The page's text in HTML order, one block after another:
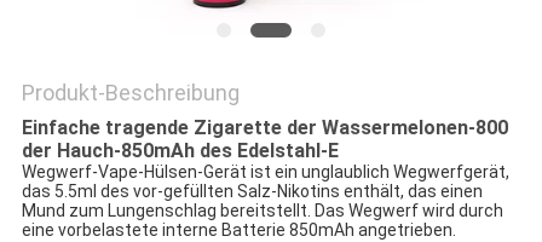
Produkt-Beschreibung
Einfache tragende Zigarette der Wassermelonen-800
der Hauch-850mAh des Edelstahl-E
Wegwerf-Vape-Hülsen-Gerät ist ein unglaublich Wegwerfgerät,
das 5.5ml des vor-gefüllten Salz-Nikotins enthält, das einen
Mund zum Lungenschlag bereitstellt. Das Wegwerf wird durch
eine vorbelastete interne Batterie 850mAh angetrieben.